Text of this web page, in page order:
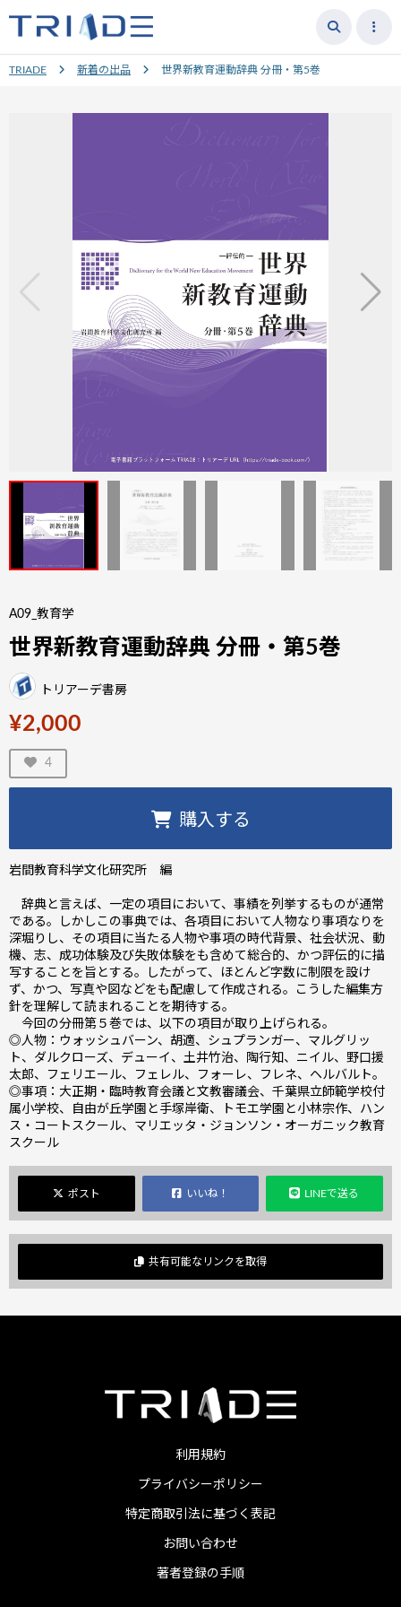
TRIADE 新着の出品 世界新教育運動辞典 分冊・第5巻
A09_教育学
世界新教育運動辞典 分冊・第5巻
トリアーデ書房
¥2,000
4
購入する
岩間教育科学文化研究所 編
辞典と言えば、一定の項目において、事績を列挙するものが通常
である。しかしこの事典では、各項目において人物なり事項なりを
深堀りし、その項目に当たる人物や事項の時代背景、社会状況、動
機、志、成功体験及び失敗体験をも含めて総合的、かつ評伝的に描
写することを旨とする。したがって、ほとんど字数に制限を設け
ず、かつ、写真や図などをも配慮して作成される。こうした編集方
針を理解して読まれることを期待する。
今回の分冊第５巻では、以下の項目が取り上げられる。
◎人物：ウォッシュバーン、胡適、シュプランガー、マルグリッ
ト、ダルクローズ、デューイ、土井竹治、陶行知、ニイル、野口援
太郎、フェリエール、フェレル、フォーレ、フレネ、ヘルバルト。
◎事項：大正期・臨時教育会議と文教審議会、千葉県立師範学校付
属小学校、自由が丘学園と手塚岸衛、トモエ学園と小林宗作、ハン
ス・コートスクール、マリエッタ・ジョンソン・オーガニック教育
スクール
ポスト いいね！ LINEで送る
共有可能なリンクを取得
利用規約
プライバシーポリシー
特定商取引法に基づく表記
お問い合わせ
著者登録の手順